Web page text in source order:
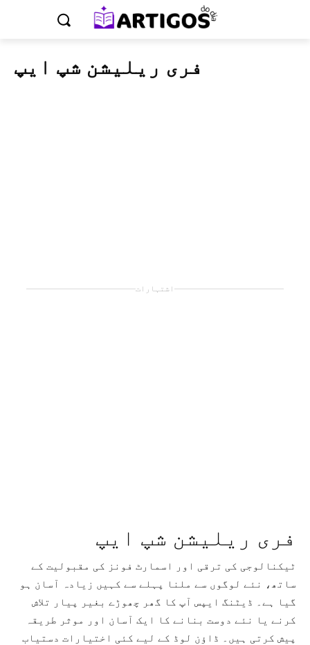
فری ریلیشن شپ ایپ
اشتہارات
فری ریلیشن شپ ایپ
ٹیکنالوجی کی ترقی اور اسمارٹ فونز کی مقبولیت کے
ساتھ، نئے لوگوں سے ملنا پہلے سے کہیں زیادہ آسان ہو
گیا ہے۔ ڈیٹنگ ایپس آپ کا گھر چھوڑے بغیر پیار تلاش
کرنے یا نئے دوست بنانے کا ایک آسان اور موثر طریقہ
پیش کرتی ہیں۔ ڈاؤن لوڈ کے لیے کئی اختیارات دستیاب